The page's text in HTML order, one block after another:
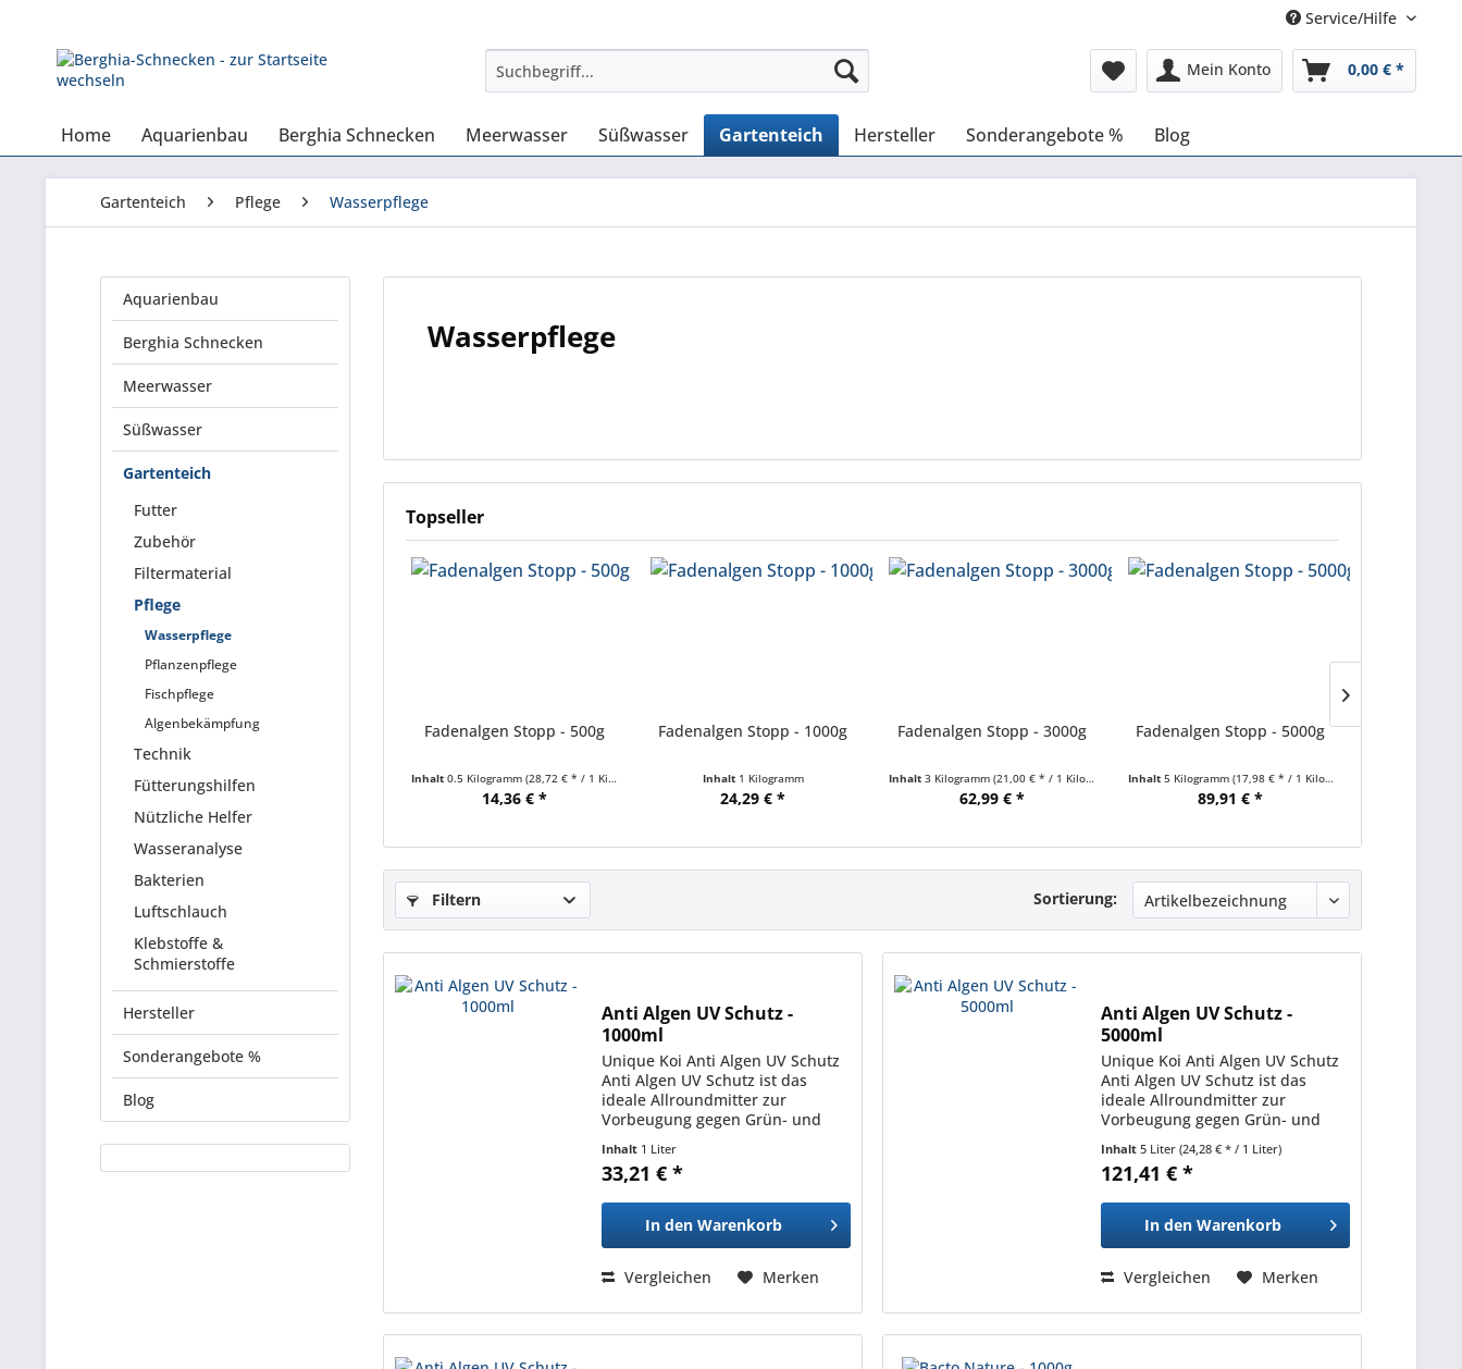
Service/Hilfe
Mein Konto 0,00 € *
Home Aquarienbau Berghia Schnecken Meerwasser Süßwasser Gartenteich Hersteller Sonderangebote % Blog
Gartenteich Pflege Wasserpflege
Aquarienbau
Berghia Schnecken
Meerwasser
Süßwasser
Gartenteich
Futter
Zubehör
Filtermaterial
Pflege
Wasserpflege
Pflanzenpflege
Fischpflege
Algenbekämpfung
Technik
Fütterungshilfen
Nützliche Helfer
Wasseranalyse
Bakterien
Luftschlauch
Klebstoffe &
Schmierstoffe
Hersteller
Sonderangebote %
Blog
Wasserpflege
Topseller
Fadenalgen Stopp - 500g
Inhalt 0.5 Kilogramm (28,72 € * / 1 Kilogramm)
14,36 € *
Fadenalgen Stopp - 1000g
Inhalt 1 Kilogramm
24,29 € *
Fadenalgen Stopp - 3000g
Inhalt 3 Kilogramm (21,00 € * / 1 Kilogramm)
62,99 € *
Fadenalgen Stopp - 5000g
Inhalt 5 Kilogramm (17,98 € * / 1 Kilogramm)
89,91 € *
Filtern Sortierung:
Anti Algen UV Schutz -
1000ml
Unique Koi Anti Algen UV Schutz
Anti Algen UV Schutz ist das
ideale Allroundmitter zur
Vorbeugung gegen Grün- und
Fadenalgen. Das Algenwachstum
wird durch die Filterung des
Lichteinfalls mit Hilfe spezieller
blauer Farbpigmente...
Inhalt 1 Liter
33,21 € *
In den Warenkorb
Vergleichen Merken
Anti Algen UV Schutz -
5000ml
Unique Koi Anti Algen UV Schutz
Anti Algen UV Schutz ist das
ideale Allroundmitter zur
Vorbeugung gegen Grün- und
Fadenalgen. Das Algenwachstum
wird durch die Filterung des
Lichteinfalls mit Hilfe spezieller
blauer Farbpigmente...
Inhalt5 Liter(24,28 € * / 1 Liter)
121,41 € *
In den Warenkorb
Vergleichen Merken